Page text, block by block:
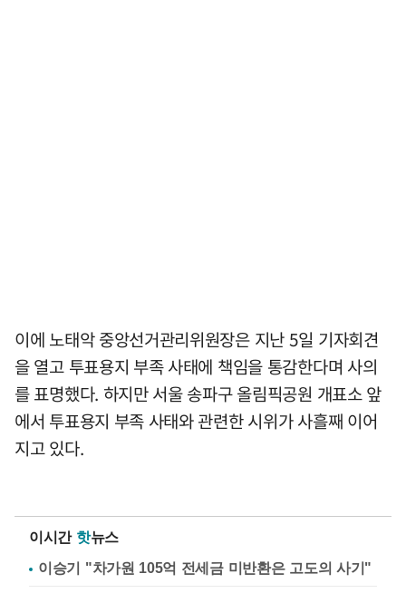
이에 노태악 중앙선거관리위원장은 지난 5일 기자회견
을 열고 투표용지 부족 사태에 책임을 통감한다며 사의
를 표명했다. 하지만 서울 송파구 올림픽공원 개표소 앞
에서 투표용지 부족 사태와 관련한 시위가 사흘째 이어
지고 있다.
이시간 핫뉴스
이승기 "차가원 105억 전세금 미반환은 고도의 사기"